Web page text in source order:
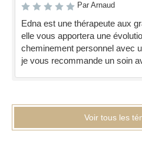
Par Arnaud
Edna est une thérapeute aux
elle vous apportera une
cheminement personnel avec
je vous recommande un soin
Voir tous les